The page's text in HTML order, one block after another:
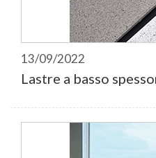
13/09/2022
Lastre a basso